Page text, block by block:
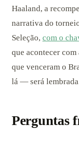
Haaland, a
narrativa do
Seleção, com o
que acontecer
que venceram o
lá — será
Perguntas